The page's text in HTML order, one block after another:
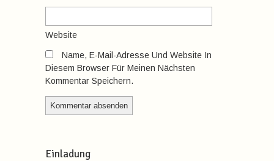
Website
Name, E-Mail-Adresse Und Website In
Diesem Browser Für Meinen Nächsten
Kommentar Speichern.
Einladung